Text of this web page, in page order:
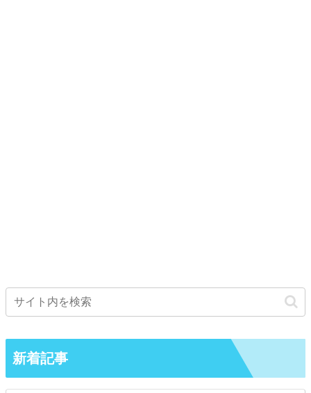
新着記事